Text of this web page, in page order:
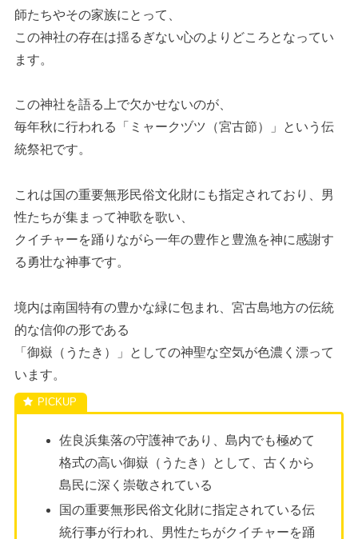
師たちやその家族にとって、
この神社の存在は揺るぎない心のよりどころとなってい
ます。
この神社を語る上で欠かせないのが、
毎年秋に行われる「ミャークヅツ（宮古節）」という伝
統祭祀です。
これは国の重要無形民俗文化財にも指定されており、男
性たちが集まって神歌を歌い、
クイチャーを踊りながら一年の豊作と豊漁を神に感謝す
る勇壮な神事です。
境内は南国特有の豊かな緑に包まれ、宮古島地方の伝統
的な信仰の形である
「御嶽（うたき）」としての神聖な空気が色濃く漂って
います。
佐良浜集落の守護神であり、島内でも極めて
格式の高い御嶽（うたき）として、古くから
島民に深く崇敬されている
国の重要無形民俗文化財に指定されている伝
統行事が行われ、男性たちがクイチャーを踊